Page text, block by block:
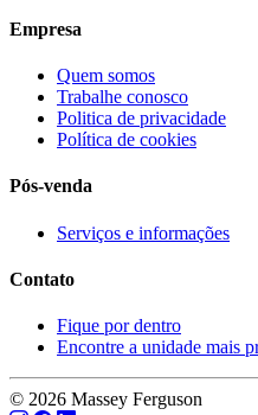
Empresa
Quem somos
Trabalhe conosco
Politica de privacidade
Política de cookies
Pós-venda
Serviços e informações
Contato
Fique por dentro
Encontre a unidade mais
© 2026 Massey Ferguson